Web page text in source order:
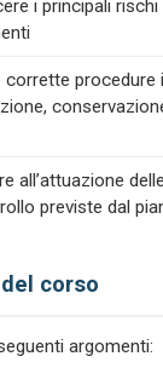
i principali
corrette procedure
all’attuazione
previste dal
corso
argomenti: